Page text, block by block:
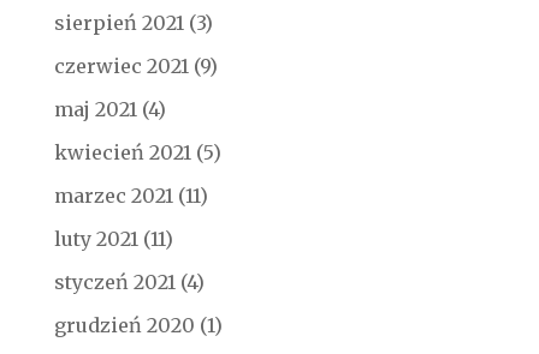
sierpień 2021 (3)
czerwiec 2021 (9)
maj 2021 (4)
kwiecień 2021 (5)
marzec 2021 (11)
luty 2021 (11)
styczeń 2021 (4)
grudzień 2020 (1)